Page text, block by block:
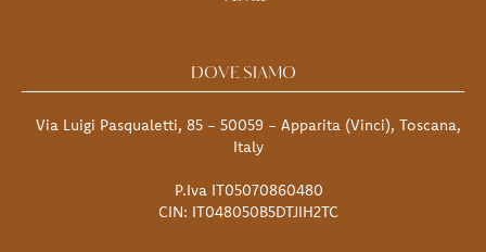
DOVE SIAMO
Via Luigi Pasqualetti, 85 - 50059 - Apparita (Vinci), Toscana,
Italy
P.Iva IT05070860480
CIN: IT048050B5DTJIH2TC